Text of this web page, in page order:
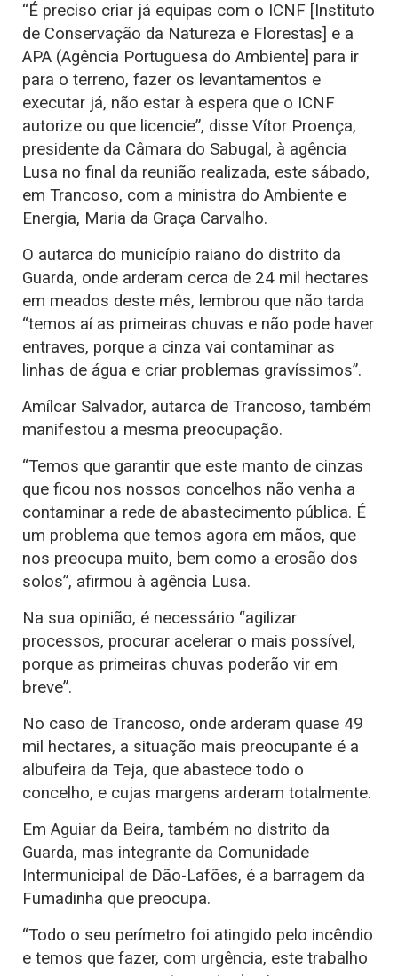
“É preciso criar já equipas com o ICNF [Instituto
de Conservação da Natureza e Florestas] e a
APA (Agência Portuguesa do Ambiente] para ir
para o terreno, fazer os levantamentos e
executar já, não estar à espera que o ICNF
autorize ou que licencie”, disse Vítor Proença,
presidente da Câmara do Sabugal, à agência
Lusa no final da reunião realizada, este sábado,
em Trancoso, com a ministra do Ambiente e
Energia, Maria da Graça Carvalho.
O autarca do município raiano do distrito da
Guarda, onde arderam cerca de 24 mil hectares
em meados deste mês, lembrou que não tarda
“temos aí as primeiras chuvas e não pode haver
entraves, porque a cinza vai contaminar as
linhas de água e criar problemas gravíssimos”.
Amílcar Salvador, autarca de Trancoso, também
manifestou a mesma preocupação.
“Temos que garantir que este manto de cinzas
que ficou nos nossos concelhos não venha a
contaminar a rede de abastecimento pública. É
um problema que temos agora em mãos, que
nos preocupa muito, bem como a erosão dos
solos”, afirmou à agência Lusa.
Na sua opinião, é necessário “agilizar
processos, procurar acelerar o mais possível,
porque as primeiras chuvas poderão vir em
breve”.
No caso de Trancoso, onde arderam quase 49
mil hectares, a situação mais preocupante é a
albufeira da Teja, que abastece todo o
concelho, e cujas margens arderam totalmente.
Em Aguiar da Beira, também no distrito da
Guarda, mas integrante da Comunidade
Intermunicipal de Dão-Lafões, é a barragem da
Fumadinha que preocupa.
“Todo o seu perímetro foi atingido pelo incêndio
e temos que fazer, com urgência, este trabalho